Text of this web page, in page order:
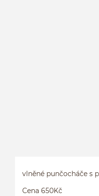
vlněné punčocháče s
Cena 650Kč